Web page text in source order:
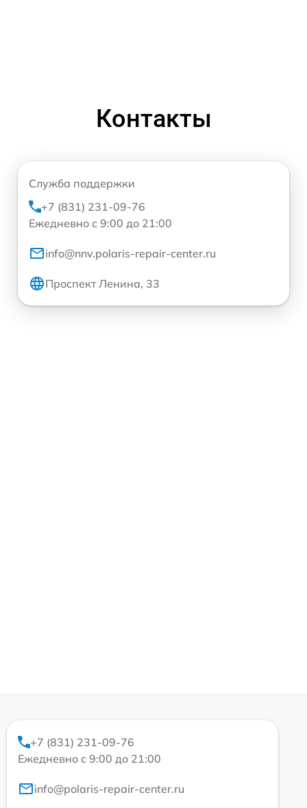
Контакты
Служба поддержки
+7 (831) 231-09-76
Ежедневно с 9:00 до 21:00
info@nnv.polaris-repair-center.ru
Проспект Ленина, 33
+7 (831) 231-09-76
Ежедневно с 9:00 до 21:00
info@polaris-repair-center.ru